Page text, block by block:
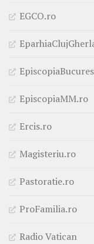
EGCO.ro
EpiscopiaMM.ro
Ercis.ro
Magisteriu.ro
Pastoratie.ro
ProFamilia.ro
Radio Vatican